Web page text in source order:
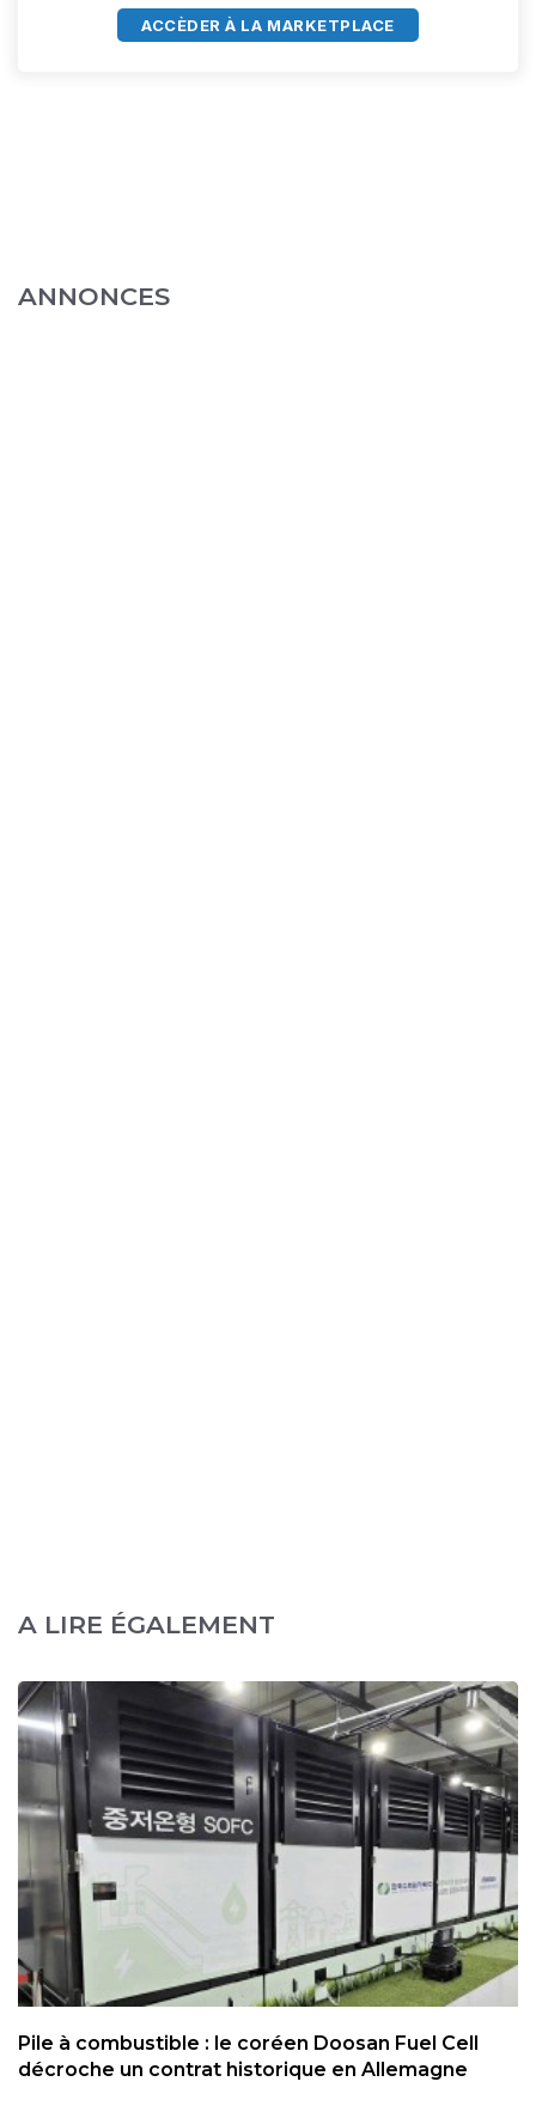
ACCÈDER À LA MARKETPLACE
ANNONCES
A LIRE ÉGALEMENT
Pile à combustible : le coréen Doosan Fuel Cell
décroche un contrat historique en Allemagne